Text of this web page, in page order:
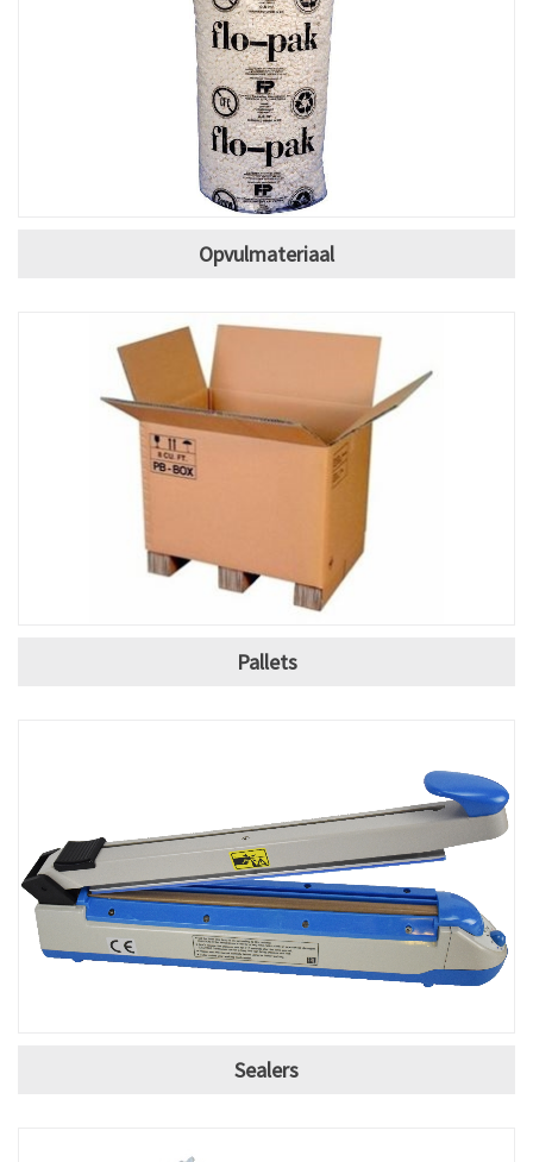
Opvulmateriaal
Pallets
Sealers